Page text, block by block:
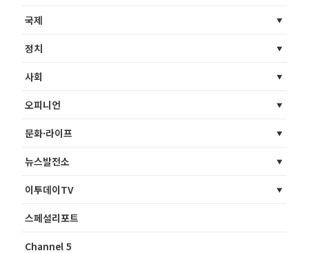
국제
정치
사회
오피니언
문화·라이프
뉴스발전소
이투데이TV
스페셜리포트
Channel 5